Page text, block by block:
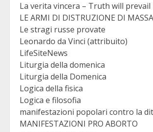
La verita vincera – Truth will prevail
LE ARMI DI DISTRUZIONE DI MASSA
Le stragi russe provate
Leonardo da Vinci (attribuito)
LifeSiteNews
Liturgia della domenica
Liturgia della Domenica
Logica della fisica
Logica e filosofia
manifestazioni popolari contro la
MANIFESTAZIONI PRO ABORTO